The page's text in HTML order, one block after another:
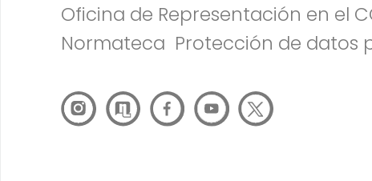
Oficina de Representación en el
Normateca Protección de datos